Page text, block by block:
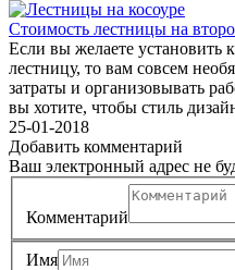
Стоимость лестницы на
Если вы желаете установить
лестницу, то вам совсем
затраты и организовывать
вы хотите, чтобы стиль
25-01-2018
Добавить комментарий
Ваш электронный адрес не
Комментарий
Имя